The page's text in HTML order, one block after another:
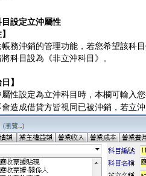
設定立沖屬性
務沖銷的管理功能，若您希望該科
科目設為《非立沖科目》。
】
性設定為立沖科目時，本欄可輸入
造成借貸方皆視同已被沖銷，若立